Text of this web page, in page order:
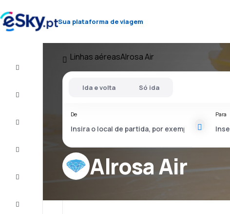
Sua plataforma de viagem
Linhas aéreasAlrosa Air
Alrosa Air
Ida e volta Só ida
De Para